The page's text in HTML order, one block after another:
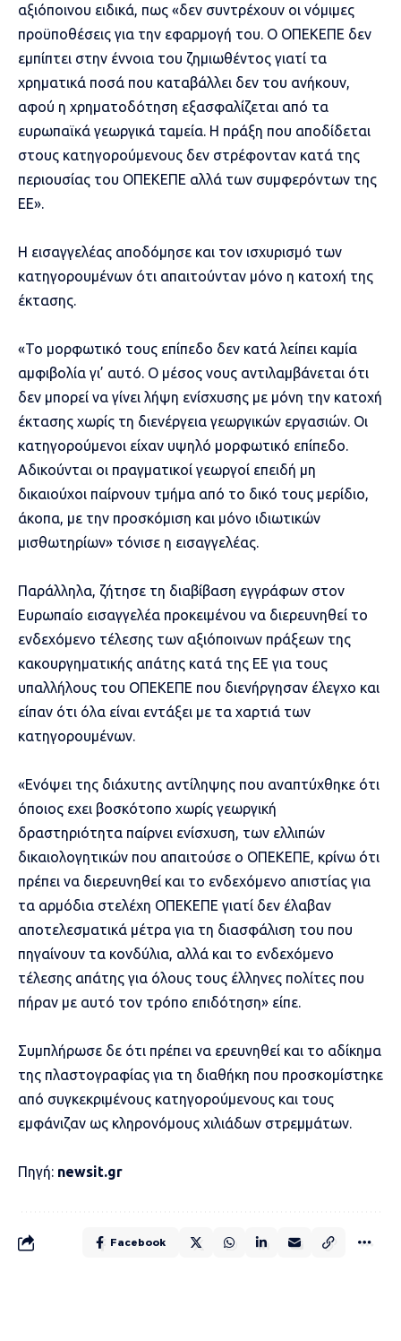
αξιόποινου ειδικά, πως «δεν συντρέχουν οι νόμιμες
προϋποθέσεις για την εφαρμογή του. Ο ΟΠΕΚΕΠΕ δεν
εμπίπτει στην έννοια του ζημιωθέντος γιατί τα
χρηματικά ποσά που καταβάλλει δεν του ανήκουν,
αφού η χρηματοδότηση εξασφαλίζεται από τα
ευρωπαϊκά γεωργικά ταμεία. Η πράξη που αποδίδεται
στους κατηγορούμενους δεν στρέφονταν κατά της
περιουσίας του ΟΠΕΚΕΠΕ αλλά των συμφερόντων της
ΕΕ».
Η εισαγγελέας αποδόμησε και τον ισχυρισμό των
κατηγορουμένων ότι απαιτούνταν μόνο η κατοχή της
έκτασης.
«Το μορφωτικό τους επίπεδο δεν κατά λείπει καμία
αμφιβολία γι’ αυτό. Ο μέσος νους αντιλαμβάνεται ότι
δεν μπορεί να γίνει λήψη ενίσχυσης με μόνη την κατοχή
έκτασης χωρίς τη διενέργεια γεωργικών εργασιών. Οι
κατηγορούμενοι είχαν υψηλό μορφωτικό επίπεδο.
Αδικούνται οι πραγματικοί γεωργοί επειδή μη
δικαιούχοι παίρνουν τμήμα από το δικό τους μερίδιο,
άκοπα, με την προσκόμιση και μόνο ιδιωτικών
μισθωτηρίων» τόνισε η εισαγγελέας.
Παράλληλα, ζήτησε τη διαβίβαση εγγράφων στον
Ευρωπαίο εισαγγελέα προκειμένου να διερευνηθεί το
ενδεχόμενο τέλεσης των αξιόποινων πράξεων της
κακουργηματικής απάτης κατά της ΕΕ για τους
υπαλλήλους του ΟΠΕΚΕΠΕ που διενήργησαν έλεγχο και
είπαν ότι όλα είναι εντάξει με τα χαρτιά των
κατηγορουμένων.
«Ενόψει της διάχυτης αντίληψης που αναπτύχθηκε ότι
όποιος εχει βοσκότοπο χωρίς γεωργική
δραστηριότητα παίρνει ενίσχυση, των ελλιπών
δικαιολογητικών που απαιτούσε ο ΟΠΕΚΕΠΕ, κρίνω ότι
πρέπει να διερευνηθεί και το ενδεχόμενο απιστίας για
τα αρμόδια στελέχη ΟΠΕΚΕΠΕ γιατί δεν έλαβαν
αποτελεσματικά μέτρα για τη διασφάλιση του που
πηγαίνουν τα κονδύλια, αλλά και το ενδεχόμενο
τέλεσης απάτης για όλους τους έλληνες πολίτες που
πήραν με αυτό τον τρόπο επιδότηση» είπε.
Συμπλήρωσε δε ότι πρέπει να ερευνηθεί και το αδίκημα
της πλαστογραφίας για τη διαθήκη που προσκομίστηκε
από συγκεκριμένους κατηγορούμενους και τους
εμφάνιζαν ως κληρονόμους χιλιάδων στρεμμάτων.
Πηγή: newsit.gr
Facebook